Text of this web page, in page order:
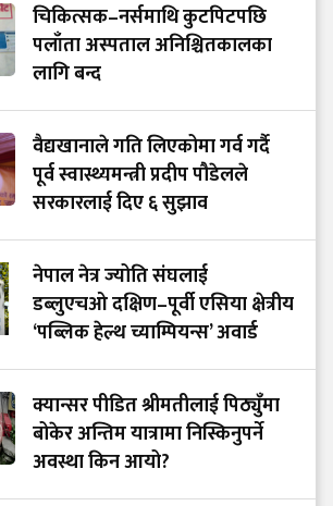
चिकित्सक–नर्समाथि कुटपिटपछि
पलाँता अस्पताल अनिश्चितकालका
लागि बन्द
वैद्यखानाले गति लिएकोमा गर्व गर्दै
पूर्व स्वास्थ्यमन्त्री प्रदीप पौडेलले
सरकारलाई दिए ६ सुझाव
नेपाल नेत्र ज्योति संघलाई
डब्लुएचओ दक्षिण–पूर्वी एसिया क्षेत्रीय
‘पब्लिक हेल्थ च्याम्पियन्स’ अवार्ड
क्यान्सर पीडित श्रीमतीलाई पिठ्युँमा
बोकेर अन्तिम यात्रामा निस्किनुपर्ने
अवस्था किन आयो?